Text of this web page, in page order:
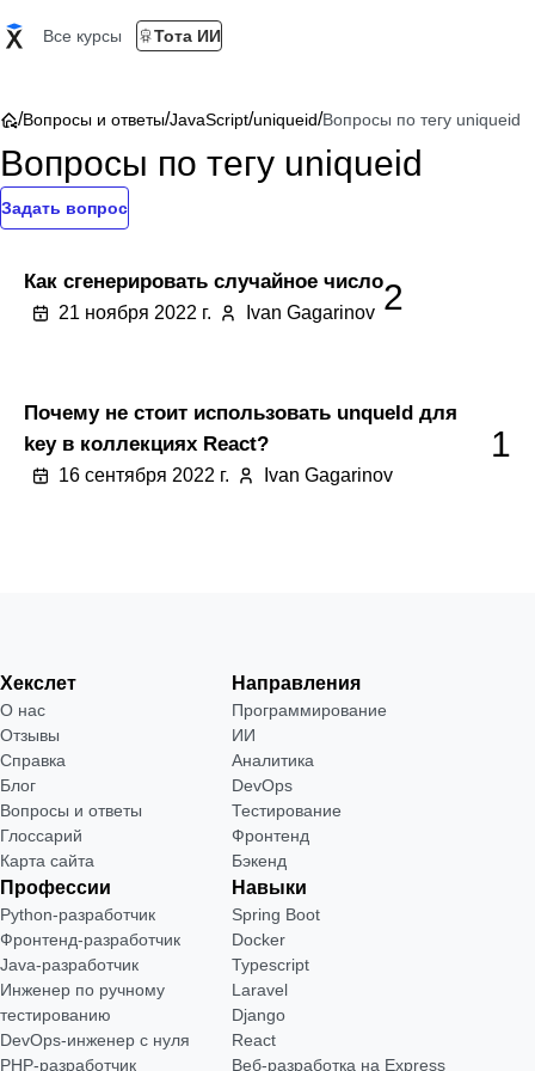
Все курсы Тота ИИ
/Вопросы и ответы/JavaScript/uniqueid/Вопросы по тегу uniqueid
Вопросы по тегу uniqueid
Задать вопрос
Как сгенерировать случайное число
21 ноября 2022 г. Ivan Gagarinov 2
Почему не стоит использовать unqueId для
key в коллекциях React?
16 сентября 2022 г. Ivan Gagarinov
1
Хекслет
О нас
Отзывы
Справка
Блог
Вопросы и ответы
Глоссарий
Карта сайта
Направления
Программирование
ИИ
Аналитика
DevOps
Тестирование
Фронтенд
Бэкенд
Профессии
Python-разработчик
Фронтенд-разработчик
Java-разработчик
Инженер по ручному
тестированию
DevOps-инженер с нуля
РНР-разработчик
Навыки
Spring Boot
Docker
Typescript
Laravel
Django
React
Веб-разработка на Express